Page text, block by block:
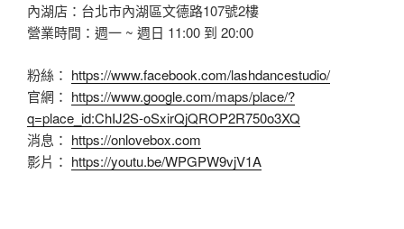
內湖店：台北市內湖區文德路107號2樓
營業時間：週一 ~ 週日 11:00 到 20:00
粉絲： https://www.facebook.com/lashdancestudio/
官網： https://www.google.com/maps/place/?
q=place_id:ChIJ2S-oSxirQjQROP2R750o3XQ
消息： https://onlovebox.com
影片： https://youtu.be/WPGPW9vjV1A